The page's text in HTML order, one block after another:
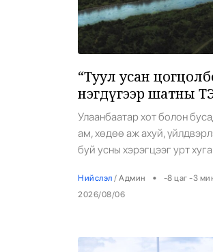
“Туул усан
нэгдүгээр шатны
боловсруулах
гүйцэтгэлтэй
Улаанбаатар хот болон
ам, хөдөө аж ахуй,
буй усны хэрэгцээг урт
2025-2032 онд
Төслийн техник, эдийн
Төслийн нэгдүгээр шатны
Нийслэл / Админ • -8 цаг -3
2026/08/06